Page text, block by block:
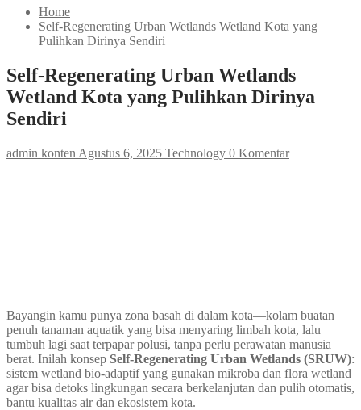
Home
Self‑Regenerating Urban Wetlands Wetland Kota yang
Pulihkan Dirinya Sendiri
Self‑Regenerating Urban Wetlands
Wetland Kota yang Pulihkan Dirinya
Sendiri
admin konten Agustus 6, 2025 Technology 0 Komentar
Bayangin kamu punya zona basah di dalam kota—kolam buatan
penuh tanaman aquatik yang bisa menyaring limbah kota, lalu
tumbuh lagi saat terpapar polusi, tanpa perlu perawatan manusia
berat. Inilah konsep Self‑Regenerating Urban Wetlands (SRUW):
sistem wetland bio-adaptif yang gunakan mikroba dan flora wetland
agar bisa detoks lingkungan secara berkelanjutan dan pulih otomatis,
bantu kualitas air dan ekosistem kota.